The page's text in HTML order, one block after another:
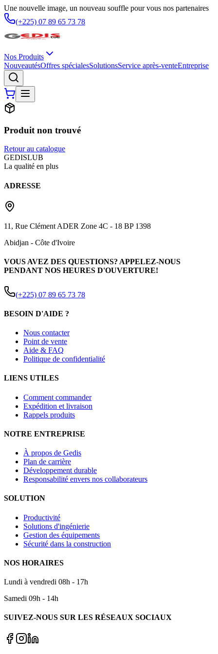
Une nouvelle image, un nouveau souffle pour vous nos partenaires
(+225) 07 89 65 73 78
Nos Produits
NouveautésOffres spécialesSolutionsService après-venteEntreprise
Produit non trouvé
Retour au catalogue
GEDISLUB
La qualité en plus
ADRESSE
11, Rue Clément ADER Zone 4C - 18 BP 1398
Abidjan - Côte d'Ivoire
VOUS AVEZ DES QUESTIONS? APPELEZ-NOUS
PENDANT NOS HEURES D'OUVERTURE!
(+225) 07 89 65 73 78
BESOIN D'AIDE ?
Nous contacter
Point de vente
Aide & FAQ
Politique de confidentialité
LIENS UTILES
Comment commander
Expédition et livraison
Rappels produits
NOTRE ENTREPRISE
À propos de Gedis
Plan de carrière
Développement durable
Responsabilité envers nos collaborateurs
SOLUTION
Productivité
Solutions d'ingénierie
Gestion des équipements
Sécurité dans la construction
NOS HORAIRES
Lundi à vendredi 08h - 17h
Samedi 09h - 14h
SUIVEZ-NOUS SUR LES RÉSEAUX SOCIAUX